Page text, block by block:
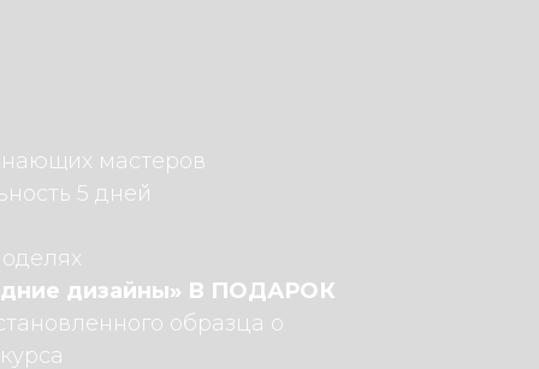
мастеров
5 дней
дизайны» В ПОДАРОК
образца о